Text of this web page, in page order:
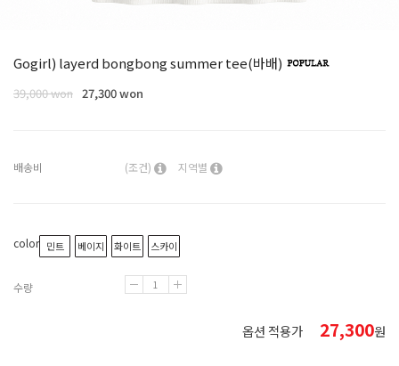
Gogirl) layerd bongbong summer tee(바배)
39,000 won 27,300 won
배송비 (조건) 지역별
color 민트 베이지 화이트 스카이
수량
옵션 적용가 27,300원